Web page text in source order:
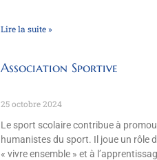
Lire la suite »
Association Sportive
25 octobre 2024
Le sport scolaire contribue à
humanistes du sport. Il joue un rôle
« vivre ensemble » et à